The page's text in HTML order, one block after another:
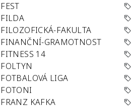
FEST
FILDA
FILOZOFICKÁ-FAKULTA
FINANČNÍ-GRAMOTNOST
FITNESS 14
FOLTYN
FOTBALOVÁ LIGA
FOTONI
FRANZ KAFKA